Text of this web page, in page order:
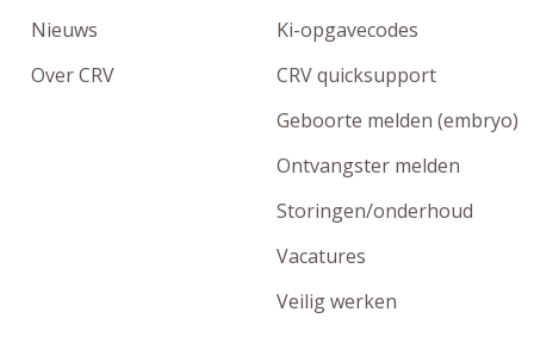
Nieuws
Over CRV
Ki-opgavecodes
CRV quicksupport
Geboorte melden (embryo)
Ontvangster melden
Storingen/onderhoud
Vacatures
Veilig werken